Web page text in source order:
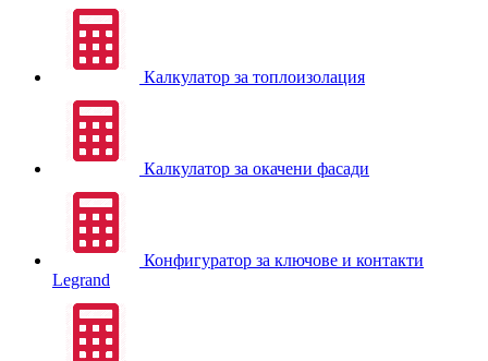
Калкулатор за топлоизолация
Калкулатор за окачени фасади
Конфигуратор за ключове и контакти
Legrand